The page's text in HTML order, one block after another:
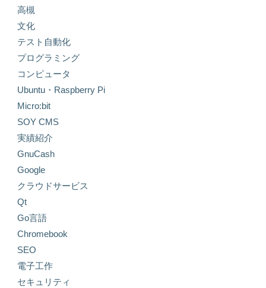
高槻
文化
テスト自動化
プログラミング
コンピュータ
Ubuntu・Raspberry Pi
Micro:bit
SOY CMS
実績紹介
GnuCash
Google
クラウドサービス
Qt
Go言語
Chromebook
SEO
電子工作
セキュリティ